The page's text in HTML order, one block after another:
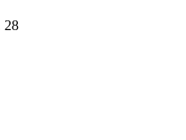
28